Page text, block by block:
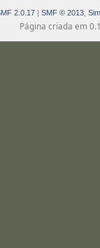
2.0.17 | SMF © 2013
Página criada em